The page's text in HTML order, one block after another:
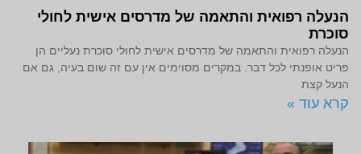
הנעלה רפואית והתאמה של מדרסים אישית לחולי
סוכרת
הנעלה רפואית והתאמה של מדרסים אישית לחולי סוכרת נעליים הן
פריט אופנתי לכל דבר. במקרים מסוימים אין עם זה שום בעיה, גם אם
הנעל קצת
קרא עוד »